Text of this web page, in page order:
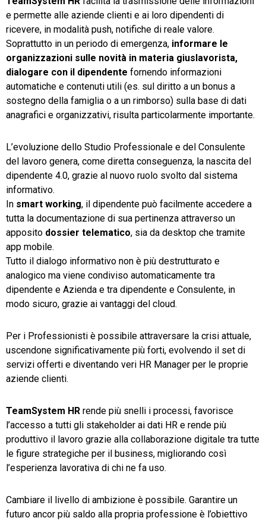
e permette alle aziende clienti e ai loro dipendenti di
ricevere, in modalità push, notifiche di reale valore.
Soprattutto in un periodo di emergenza, informare le
organizzazioni sulle novità in materia giuslavorista,
dialogare con il dipendente fornendo informazioni
automatiche e contenuti utili (es. sul diritto a un bonus a
sostegno della famiglia o a un rimborso) sulla base di dati
anagrafici e organizzativi, risulta particolarmente importante.
L’evoluzione dello Studio Professionale e del Consulente
del lavoro genera, come diretta conseguenza, la nascita del
dipendente 4.0, grazie al nuovo ruolo svolto dal sistema
informativo.
In smart working, il dipendente può facilmente accedere a
tutta la documentazione di sua pertinenza attraverso un
apposito dossier telematico, sia da desktop che tramite
app mobile.
Tutto il dialogo informativo non è più destrutturato e
analogico ma viene condiviso automaticamente tra
dipendente e Azienda e tra dipendente e Consulente, in
modo sicuro, grazie ai vantaggi del cloud.
Per i Professionisti è possibile attraversare la crisi attuale,
uscendone significativamente più forti, evolvendo il set di
servizi offerti e diventando veri HR Manager per le proprie
aziende clienti.
TeamSystem HR rende più snelli i processi, favorisce
l’accesso a tutti gli stakeholder ai dati HR e rende più
produttivo il lavoro grazie alla collaborazione digitale tra tutte
le figure strategiche per il business, migliorando così
l’esperienza lavorativa di chi ne fa uso.
Cambiare il livello di ambizione è possibile. Garantire un
futuro ancor più saldo alla propria professione è l’obiettivo